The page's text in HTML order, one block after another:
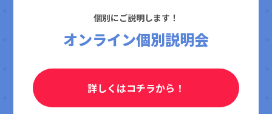
個別にご説明します！
オンライン個別説明会
詳しくはコチラから！